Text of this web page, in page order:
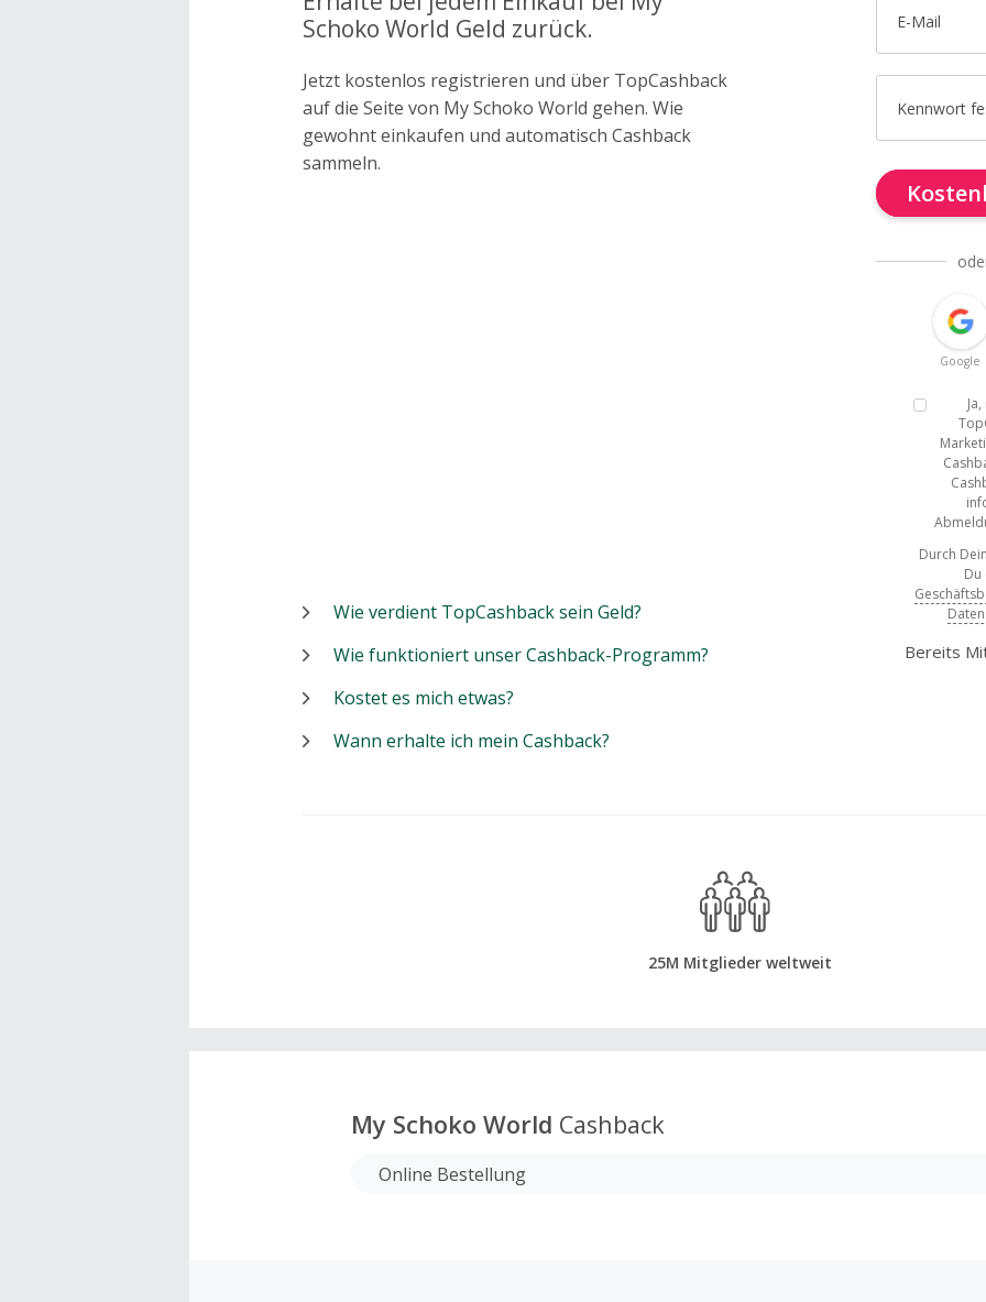
Schoko World Geld zurück.
Jetzt kostenlos registrieren und über TopCashback
auf die Seite von My Schoko World gehen. Wie
gewohnt einkaufen und automatisch Cashback
sammeln.
E-Mail
Kennwort
Google
Durch
Bereits
Wie verdient TopCashback sein Geld?
Wie funktioniert unser Cashback-Programm?
Kostet es mich etwas?
Wann erhalte ich mein Cashback?
25M Mitglieder weltweit
My Schoko World Cashback
Online Bestellung